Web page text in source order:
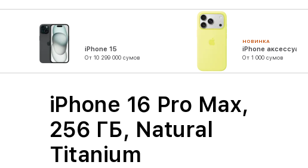
iPhone 15
От 10 299 000 сумов
НОВИНКА
iPhone аксессуары
От 1 000 сумов
iPhone 16 Pro Max,
256 ГБ, Natural
Titanium